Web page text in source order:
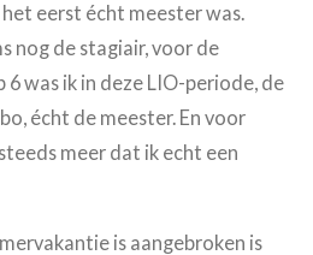
eerst écht meester was.
nog de stagiair, voor de
6 was ik in deze LIO-periode, de
écht de meester. En voor
meer dat ik echt een
is aangebroken is